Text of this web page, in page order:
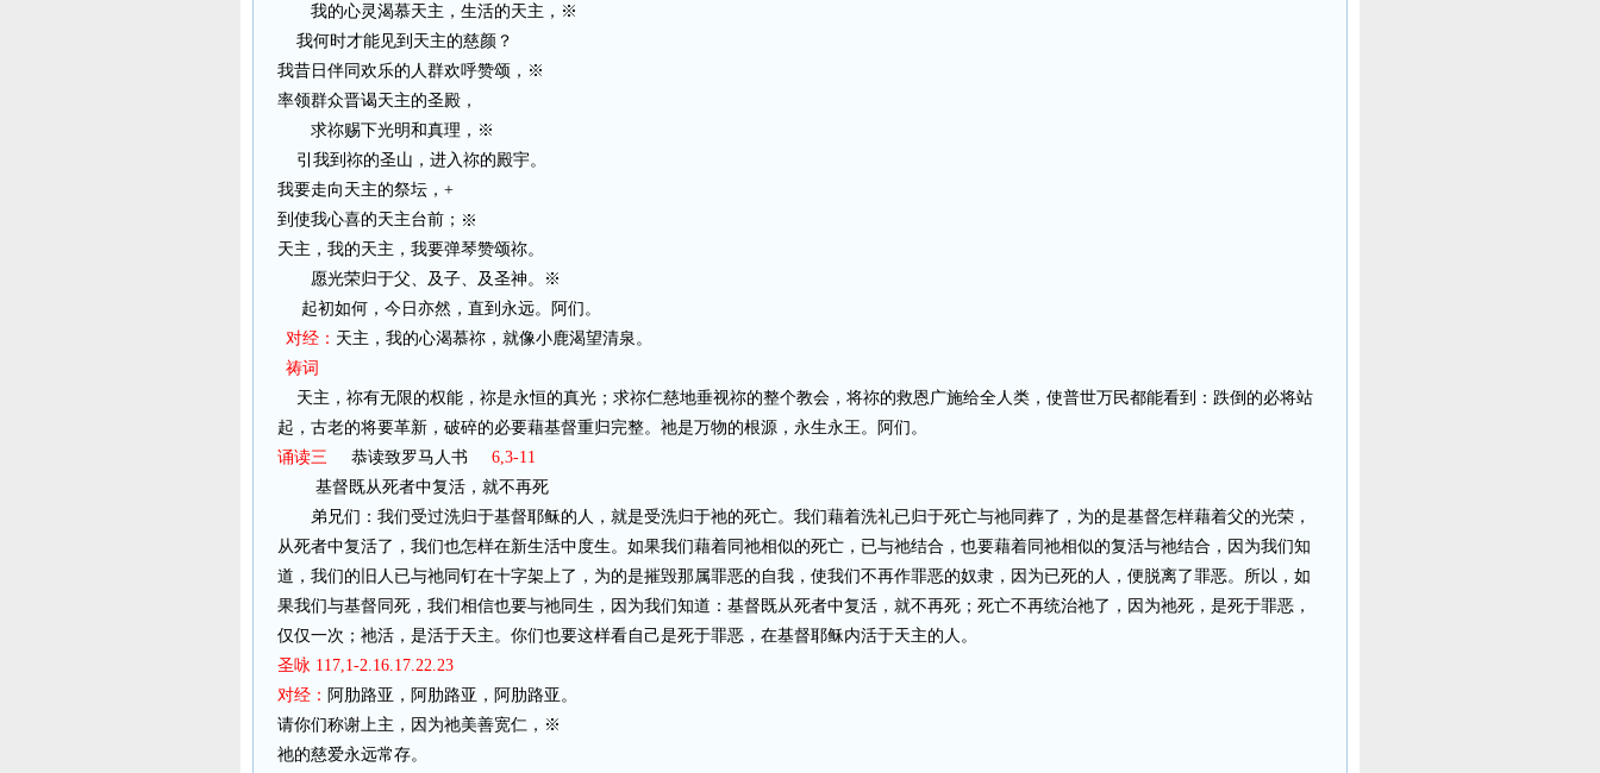
我的心灵渴慕天主，生活的天主，※
我何时才能见到天主的慈颜？
我昔日伴同欢乐的人群欢呼赞颂，※
率领群众晋谒天主的圣殿，
求祢赐下光明和真理，※
引我到祢的圣山，进入祢的殿宇。
我要走向天主的祭坛，+
到使我心喜的天主台前； ※
天主，我的天主，我要弹琴赞颂祢。
愿光荣归于父、及子、及圣神。※
起初如何，今日亦然，直到永远。阿们。
对经： 天主，我的心渴慕祢，就像小鹿渴望清泉。
祷词
天主，祢有无限的权能，祢是永恒的真光；求祢仁慈地垂视祢的整个教会，将祢的救恩广施给全人类，使普世万民都能看到：跌倒的必将站
起，古老的将要革新，破碎的必要藉基督重归完整。祂是万物的根源，永生永王。阿们。
诵读三
恭读致罗马人书
6,3-11
基督既从死者中复活，就不再死
弟兄们：我们受过洗归于基督耶稣的人，就是受洗归于祂的死亡。我们藉着洗礼已归于死亡与祂同葬了，为的是基督怎样藉着父的光荣，
从死者中复活了，我们也怎样在新生活中度生。如果我们藉着同祂相似的死亡，已与祂结合，也要藉着同祂相似的复活与祂结合，因为我们知
道，我们的旧人已与祂同钉在十字架上了，为的是摧毁那属罪恶的自我，使我们不再作罪恶的奴隶，因为已死的人，便脱离了罪恶。所以，如
果我们与基督同死，我们相信也要与祂同生，因为我们知道：基督既从死者中复活，就不再死；死亡不再统治祂了，因为祂死，是死于罪恶，
仅仅一次；祂活，是活于天主。你们也要这样看自己是死于罪恶，在基督耶稣内活于天主的人。
圣咏 117,1-2.16.17.22.23
对经： 阿肋路亚，阿肋路亚，阿肋路亚。
请你们称谢上主，因为祂美善宽仁，※
祂的慈爱永远常存。